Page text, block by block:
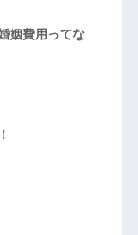
姻費用ってな